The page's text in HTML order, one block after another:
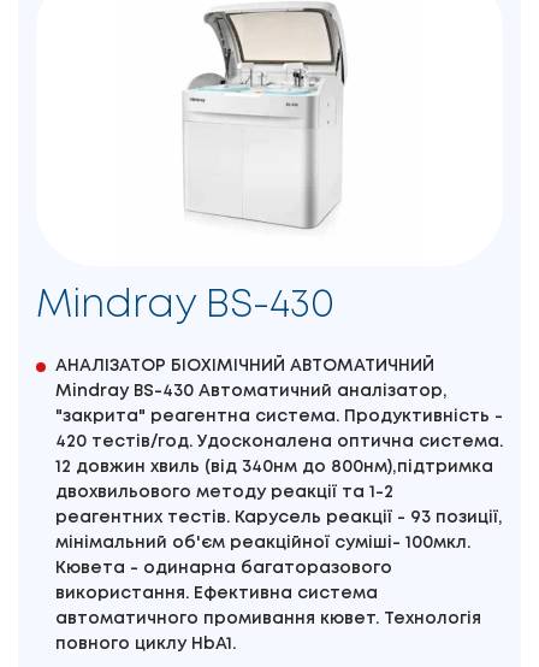
Mindray BS-430
АНАЛІЗАТОР БІОХІМІЧНИЙ АВТОМАТИЧНИЙ
Mindray BS-430 Автоматичний аналізатор,
"закрита" реагентна система. Продуктивність -
420 тестів/год. Удосконалена оптична система.
12 довжин хвиль (від 340нм до 800нм),підтримка
двохвильового методу реакції та 1-2
реагентних тестів. Карусель реакції - 93 позиції,
мінімальний об'єм реакційної суміші- 100мкл.
Кювета - одинарна багаторазового
використання. Ефективна система
автоматичного промивання кювет. Технологія
повного циклу HbA1.